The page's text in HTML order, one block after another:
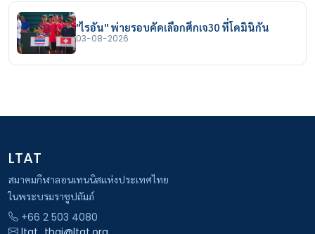
"ไรอัน" พ่ายรอบคัดเลือกศึกเจ30 ที่โดมินิกัน
03-08-2026
LTAT
สมาคมกีฬาลอนเทนนิสแห่งประเทศไทย
ในพระบรมราชูปถัมภ์
+66 2 503 4080